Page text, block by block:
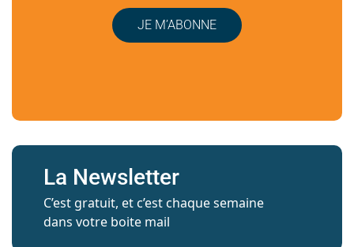
JE M’ABONNE
La Newsletter
C’est gratuit, et c’est chaque semaine
dans votre boite mail